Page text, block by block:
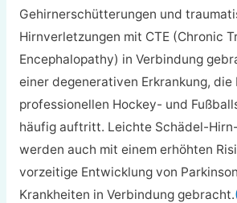
Gehirnerschütterungen und
Hirnverletzungen mit CTE (Chronic
Encephalopathy) in Verbindung
einer degenerativen Erkrankung, die
professionellen Hockey- und
häufig auftritt. Leichte Schädel-
werden auch mit einem erhöhten
vorzeitige Entwicklung von
Krankheiten in Verbindung gebracht.